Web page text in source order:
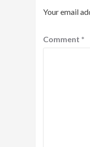
Your email
Comment *